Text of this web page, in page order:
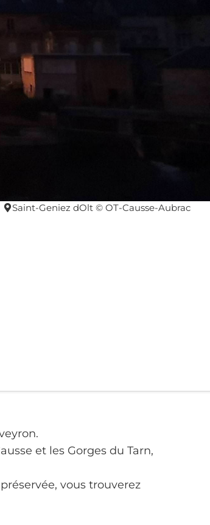
Saint-Geniez dOlt © OT-Causse-Aubrac
et les Gorges du Tarn,
vous trouverez